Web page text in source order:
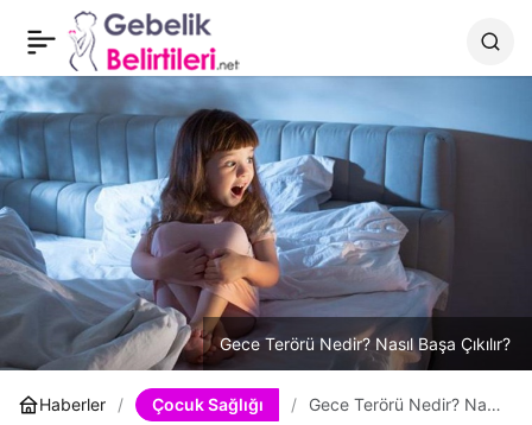
Gece Terörü Nedir? Nasıl Başa Çıkılır?
Haberler Çocuk Sağlığı
Gece Terörü Nedir? Nasıl
Çocuklarda Ağız Kokusu
Neden Olur?
Paylaş